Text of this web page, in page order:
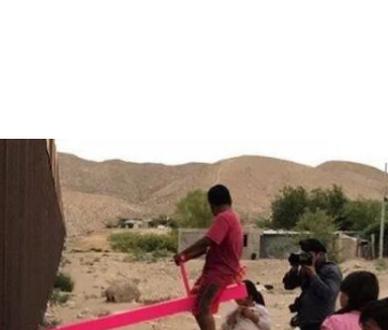
которых расположена в США, а другая
– профессора дизайна Вирджиния Сан
между двумя странами.
предвыборных обещаний
избирателей в том, что стена должна
а все расходы возьмет на себя